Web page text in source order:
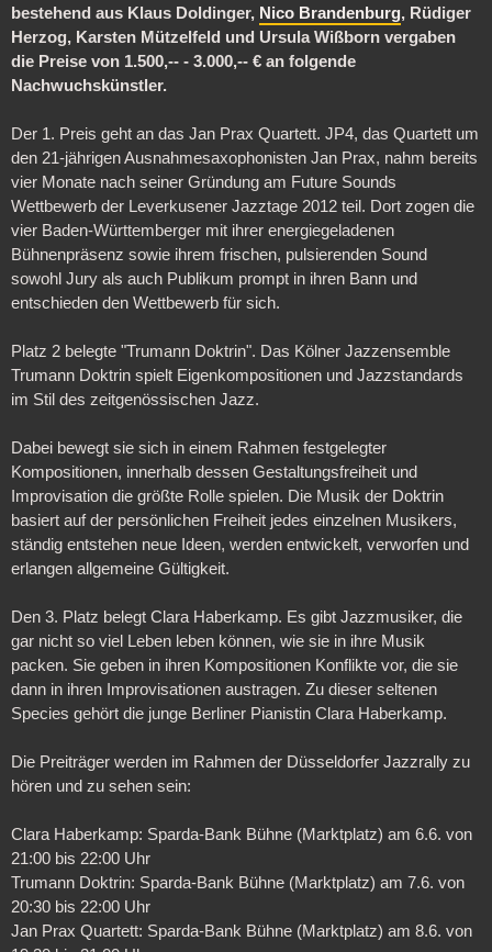
bestehend aus Klaus Doldinger, Nico Brandenburg, Rüdiger
Herzog, Karsten Mützelfeld und Ursula Wißborn vergaben
die Preise von 1.500,-- - 3.000,-- € an folgende
Nachwuchskünstler.
Der 1. Preis geht an das Jan Prax Quartett. JP4, das Quartett um
den 21-jährigen Ausnahmesaxophonisten Jan Prax, nahm bereits
vier Monate nach seiner Gründung am Future Sounds
Wettbewerb der Leverkusener Jazztage 2012 teil. Dort zogen die
vier Baden-Württemberger mit ihrer energiegeladenen
Bühnenpräsenz sowie ihrem frischen, pulsierenden Sound
sowohl Jury als auch Publikum prompt in ihren Bann und
entschieden den Wettbewerb für sich.
Platz 2 belegte "Trumann Doktrin". Das Kölner Jazzensemble
Trumann Doktrin spielt Eigenkompositionen und Jazzstandards
im Stil des zeitgenössischen Jazz.
Dabei bewegt sie sich in einem Rahmen festgelegter
Kompositionen, innerhalb dessen Gestaltungsfreiheit und
Improvisation die größte Rolle spielen. Die Musik der Doktrin
basiert auf der persönlichen Freiheit jedes einzelnen Musikers,
ständig entstehen neue Ideen, werden entwickelt, verworfen und
erlangen allgemeine Gültigkeit.
Den 3. Platz belegt Clara Haberkamp. Es gibt Jazzmusiker, die
gar nicht so viel Leben leben können, wie sie in ihre Musik
packen. Sie geben in ihren Kompositionen Konflikte vor, die sie
dann in ihren Improvisationen austragen. Zu dieser seltenen
Species gehört die junge Berliner Pianistin Clara Haberkamp.
Die Preiträger werden im Rahmen der Düsseldorfer Jazzrally zu
hören und zu sehen sein:
Clara Haberkamp: Sparda-Bank Bühne (Marktplatz) am 6.6. von
21:00 bis 22:00 Uhr
Trumann Doktrin: Sparda-Bank Bühne (Marktplatz) am 7.6. von
20:30 bis 22:00 Uhr
Jan Prax Quartett: Sparda-Bank Bühne (Marktplatz) am 8.6. von